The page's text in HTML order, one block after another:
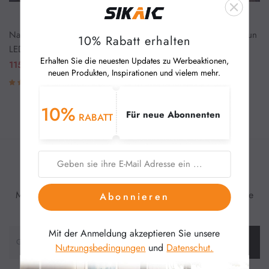
Nachttischmit Ladefunktion und
LED-Licht, Schwarz
115,98 €
Nachttisch mit Ladefunktion un
d LED-Licht, Weiß
115,98 € 342,84 €
Ersparnis 226,86 € (66%)
Couchtisch
Schuhschrank
Vitrinen
Badezimmermöbel
Badregale & Badezimmerschrank
Spiegelschrank
Angebote
Inspiration und Trends
Melden Sie sich für unseren Newsletter an und erhalten Sie
sofort 10% Rabatt.
Abonnieren
10% Rabatt erhalten
Erhalten Sie die neuesten Updates zu Werbeaktionen,
neuen Produkten, Inspirationen und vielem mehr.
10% RABATT Für neue Abonnenten
Abonnieren
Mit der Anmeldung akzeptieren Sie unsere
Nutzungsbedingungen und Datenschut.